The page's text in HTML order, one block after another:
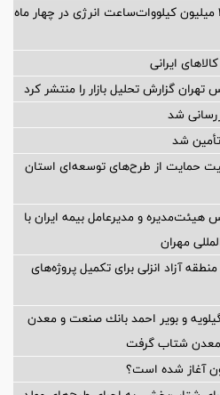
تولید بیش از ۲ میلیارد و ۴۶۹ میلیون کیلووات‌ساعت انرژی در چهار ماه
ایرانی
گزارش تحلیل بازار را منتشر کرد
شد
حمایت از طرح‌های توسعه‌ای استان
و مدیرعامل بیمه ایران با
مهران
آزاد انزلی برای تكمیل پروژه‌های
و بویر احمد بانك صنعت و معدن
معدن شتاب گرفت
آغاز شده است؟